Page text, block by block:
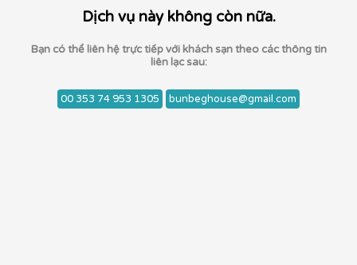
Dịch vụ này không còn nữa.
Bạn có thể liên hệ trực tiếp với khách sạn theo các thông tin
liên lạc sau:
00 353 74 953 1305 bunbeghouse@gmail.com